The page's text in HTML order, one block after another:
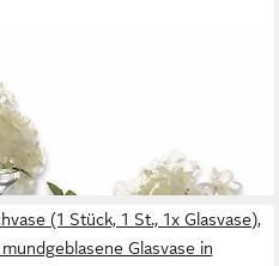
klar
(1 Stück, 1 St., 1x Glasvase),
Glasvase in